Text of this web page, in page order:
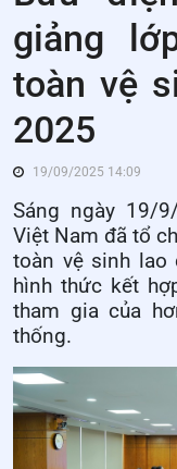
giảng
toàn vệ
2025
19/09/2025 14:09
Sáng ngày 19/
Việt Nam đã tổ
toàn vệ sinh lao
hình thức kết
tham gia của
thống.